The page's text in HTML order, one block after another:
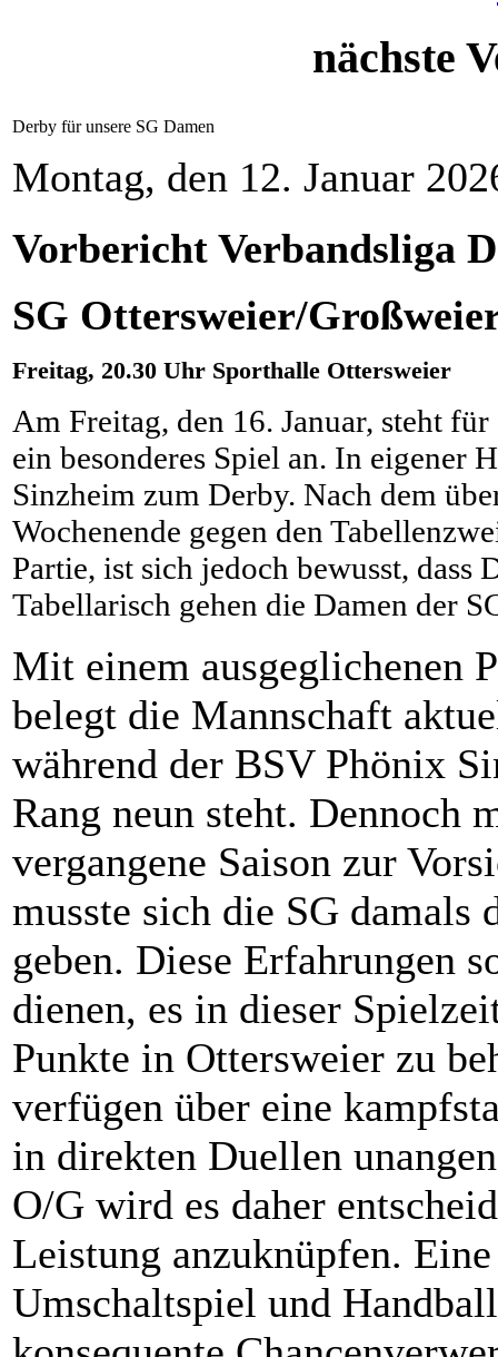
nächste
Derby für unsere SG Damen
Montag, den 12. Januar
Vorbericht Verbandsliga
SG Ottersweier/
Freitag, 20.30 Uhr Sporthalle Ottersweier
Am Freitag, den 16. Januar, steht
ein besonderes Spiel an. In eigener
Sinzheim zum Derby. Nach dem
Wochenende gegen den
Partie, ist sich jedoch bewusst, dass
Tabellarisch gehen die Damen der
Mit einem ausgeglichenen
belegt die Mannschaft
während der BSV Phönix
Rang neun steht. Dennoch
vergangene Saison zur
musste sich die SG damals
geben. Diese Erfahrungen
dienen, es in dieser
Punkte in Ottersweier zu
verfügen über eine
in direkten Duellen
O/G wird es daher
Leistung anzuknüpfen.
Umschaltspiel und